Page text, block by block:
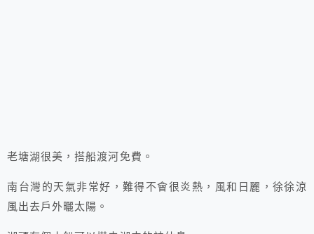
老塘湖很美，搭船渡河免費。
南台灣的天氣非常好，難得不會很炎熱，風和日麗，徐徐涼
風出去戶外曬太陽。